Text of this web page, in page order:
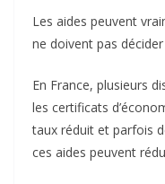
Les aides peuvent
ne doivent pas
En France, plusieurs
les certificats
taux réduit et parfois
ces aides peuvent